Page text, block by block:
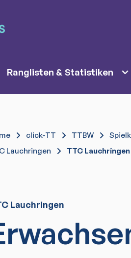
Ranglisten & Statistiken
click-TT TTBW
Lauchringen
TTC Lauchringen
Lauchringen